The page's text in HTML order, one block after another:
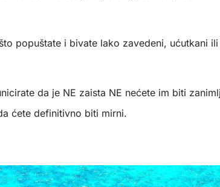
popuštate i bivate lako zavedeni, ućutkani
da je NE zaista NE nećete im biti
ćete definitivno biti mirni.